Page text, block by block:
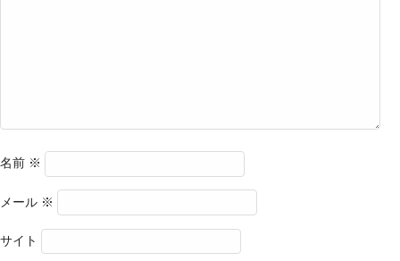
名前 ※
メール ※
サイト